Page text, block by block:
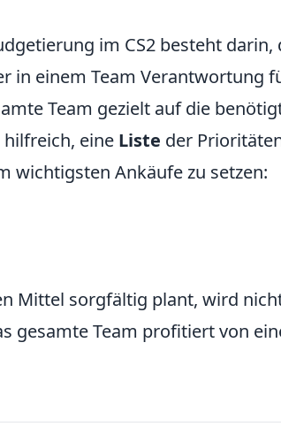
im CS2 besteht darin,
in einem Team Verantwortung
Team gezielt auf die
eine Liste der
wichtigsten Ankäufe zu setzen:
Mittel sorgfältig plant, wird
gesamte Team profitiert von